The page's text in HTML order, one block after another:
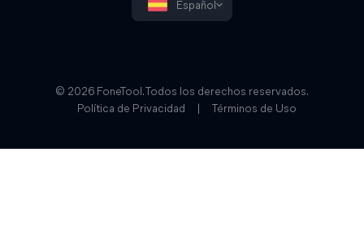
Español
© 2026 FoneTool. Todos los derechos reservados.
Política de Privacidad
Términos de Uso